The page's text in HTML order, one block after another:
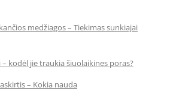
medžiagos – Tiekimas sunkiajai
kodėl jie traukia šiuolaikines poras?
– Kokia nauda